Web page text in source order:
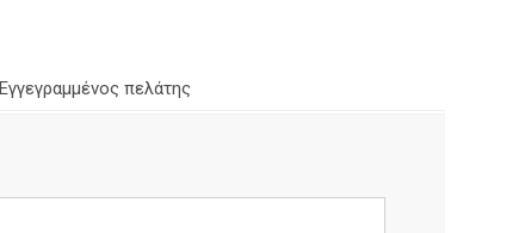
Εγγεγραμμένος πελάτης